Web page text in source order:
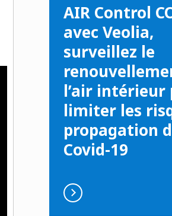
AIR Control
avec Veolia,
surveillez le
l’air intérieur
limiter les
propagation
Covid-19